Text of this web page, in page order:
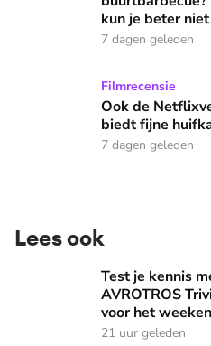
kun je beter
7 dagen geleden
Ook de Netflixversie van
Filmrecensie
Ook de
biedt fijne
7 dagen geleden
Lees ook
Test je kennis met de
Test je kennis
AVROTROS
voor het
21 uur geleden